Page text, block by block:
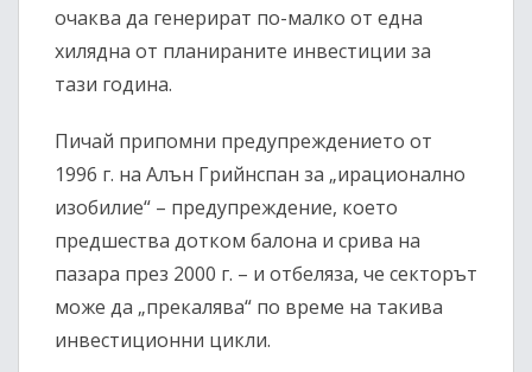
очаква да генерират по-малко от една
хилядна от планираните инвестиции за
тази година.
Пичай припомни предупреждението от
1996 г. на Алън Грийнспан за „ирационално
изобилие“ – предупреждение, което
предшества дотком балона и срива на
пазара през 2000 г. – и отбеляза, че секторът
може да „прекалява“ по време на такива
инвестиционни цикли.